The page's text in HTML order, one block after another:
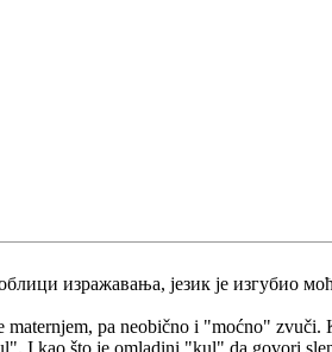
изражавања, језик је изгубио
pa neobično i "moćno" zvuči.
I kao što je omladini "kul" da govori